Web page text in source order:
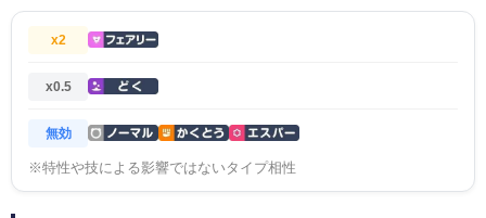
x2
x0.5
無効
※特性や技による影響ではないタイプ相性